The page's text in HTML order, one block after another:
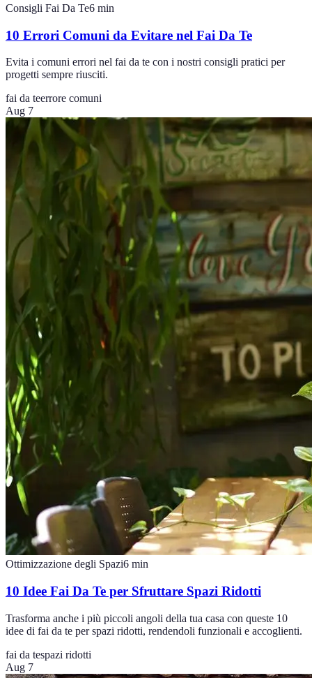
Consigli Fai Da Te6 min
10 Errori Comuni da Evitare nel Fai Da Te
Evita i comuni errori nel fai da te con i nostri consigli pratici per
progetti sempre riusciti.
fai da teerrore comuni
Aug 7
Ottimizzazione degli Spazi6 min
10 Idee Fai Da Te per Sfruttare Spazi Ridotti
Trasforma anche i più piccoli angoli della tua casa con queste 10
idee di fai da te per spazi ridotti, rendendoli funzionali e accoglienti.
fai da tespazi ridotti
Aug 7